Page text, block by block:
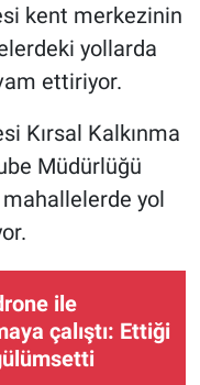
kent merkezinin
yollarda
ettiriyor.
Kırsal Kalkınma
Müdürlüğü
yol
ile
çalıştı: Ettiği